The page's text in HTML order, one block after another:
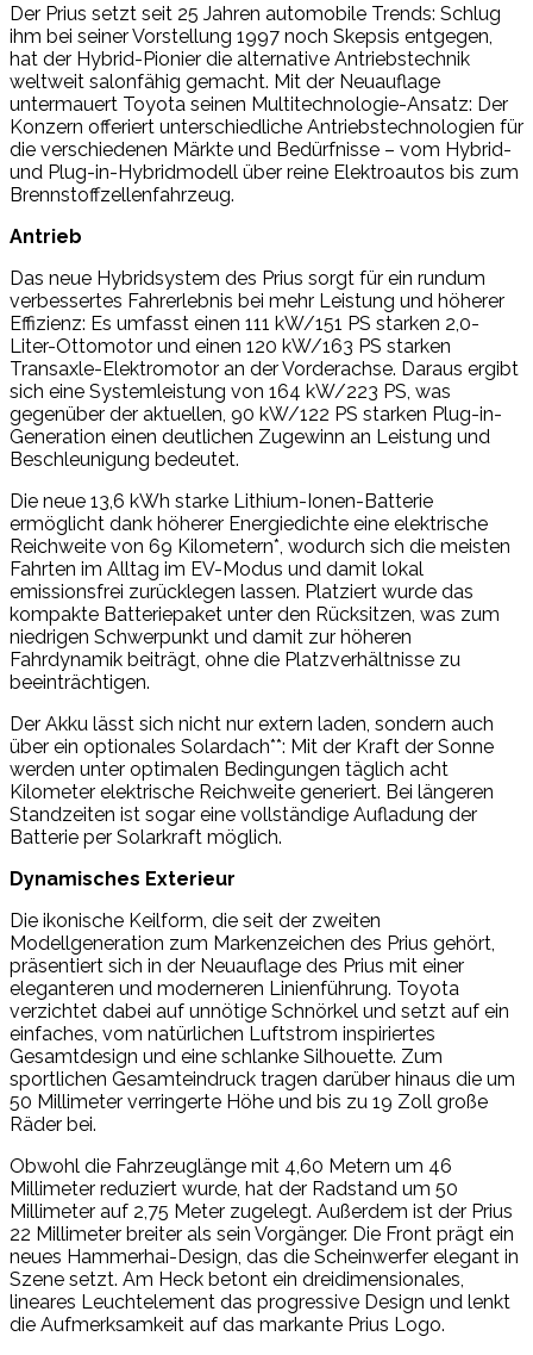
Der Prius setzt seit 25 Jahren automobile Trends: Schlug
ihm bei seiner Vorstellung 1997 noch Skepsis entgegen,
hat der Hybrid-Pionier die alternative Antriebstechnik
weltweit salonfähig gemacht. Mit der Neuauflage
untermauert Toyota seinen Multitechnologie-Ansatz: Der
Konzern offeriert unterschiedliche Antriebstechnologien für
die verschiedenen Märkte und Bedürfnisse – vom Hybrid-
und Plug-in-Hybridmodell über reine Elektroautos bis zum
Brennstoffzellenfahrzeug.
Antrieb
Das neue Hybridsystem des Prius sorgt für ein rundum
verbessertes Fahrerlebnis bei mehr Leistung und höherer
Effizienz: Es umfasst einen 111 kW/151 PS starken 2,0-
Liter-Ottomotor und einen 120 kW/163 PS starken
Transaxle-Elektromotor an der Vorderachse. Daraus ergibt
sich eine Systemleistung von 164 kW/223 PS, was
gegenüber der aktuellen, 90 kW/122 PS starken Plug-in-
Generation einen deutlichen Zugewinn an Leistung und
Beschleunigung bedeutet.
Die neue 13,6 kWh starke Lithium-Ionen-Batterie
ermöglicht dank höherer Energiedichte eine elektrische
Reichweite von 69 Kilometern*, wodurch sich die meisten
Fahrten im Alltag im EV-Modus und damit lokal
emissionsfrei zurücklegen lassen. Platziert wurde das
kompakte Batteriepaket unter den Rücksitzen, was zum
niedrigen Schwerpunkt und damit zur höheren
Fahrdynamik beiträgt, ohne die Platzverhältnisse zu
beeinträchtigen.
Der Akku lässt sich nicht nur extern laden, sondern auch
über ein optionales Solardach**: Mit der Kraft der Sonne
werden unter optimalen Bedingungen täglich acht
Kilometer elektrische Reichweite generiert. Bei längeren
Standzeiten ist sogar eine vollständige Aufladung der
Batterie per Solarkraft möglich.
Dynamisches Exterieur
Die ikonische Keilform, die seit der zweiten
Modellgeneration zum Markenzeichen des Prius gehört,
präsentiert sich in der Neuauflage des Prius mit einer
eleganteren und moderneren Linienführung. Toyota
verzichtet dabei auf unnötige Schnörkel und setzt auf ein
einfaches, vom natürlichen Luftstrom inspiriertes
Gesamtdesign und eine schlanke Silhouette. Zum
sportlichen Gesamteindruck tragen darüber hinaus die um
50 Millimeter verringerte Höhe und bis zu 19 Zoll große
Räder bei.
Obwohl die Fahrzeuglänge mit 4,60 Metern um 46
Millimeter reduziert wurde, hat der Radstand um 50
Millimeter auf 2,75 Meter zugelegt. Außerdem ist der Prius
22 Millimeter breiter als sein Vorgänger. Die Front prägt ein
neues Hammerhai-Design, das die Scheinwerfer elegant in
Szene setzt. Am Heck betont ein dreidimensionales,
lineares Leuchtelement das progressive Design und lenkt
die Aufmerksamkeit auf das markante Prius Logo.